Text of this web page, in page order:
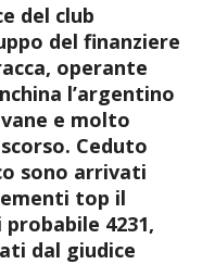
del club
del finanziere
operante
l’argentino
e molto
Ceduto
sono arrivati
top il
4231,
dal giudice